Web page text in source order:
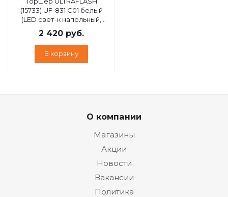
(15733) UF-831 C01 белый
(LED cвет-к напольный,
торшер, 12Вт,3000-6500К
ССТ, 3 ур ярк.)
2 420 руб.
В корзину
О компании
Магазины
Акции
Новости
Вакансии
Политика